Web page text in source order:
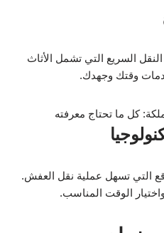
السريع التي تشمل الأثاث
وقتك وجهدك.
التي تسهل عملية نقل العفش.
الوقت المناسب.